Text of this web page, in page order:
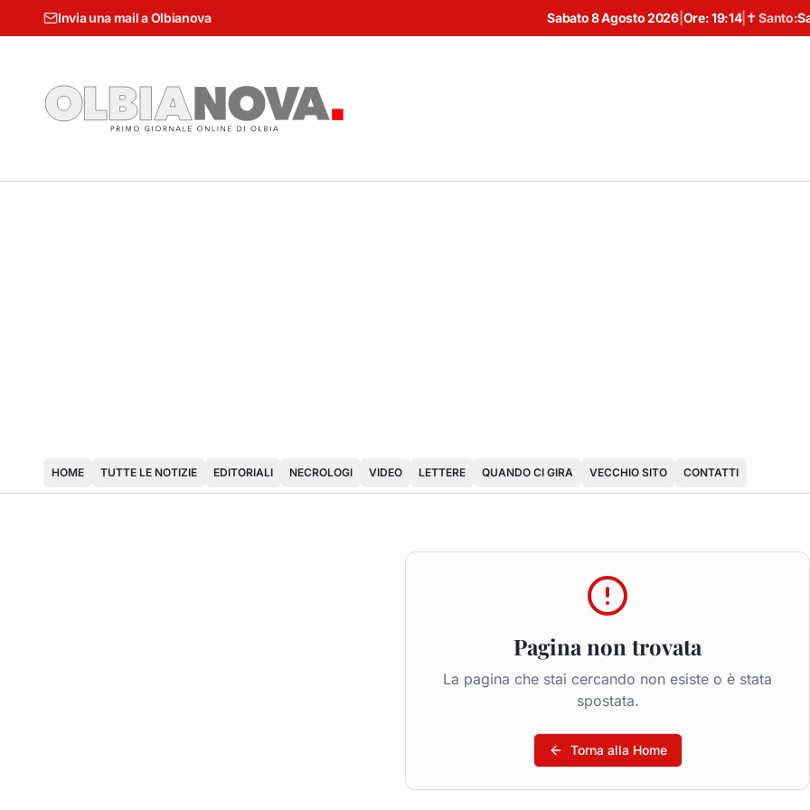
Invia una mail a Olbianova Sabato 8 Agosto 2026| Ore:19:14| ✝ Santo:
HOME TUTTE LE NOTIZIE EDITORIALI NECROLOGI VIDEO LETTERE QUANDO CI GIRA VECCHIO SITO CONTATTI
Pagina non trovata
La pagina che stai cercando non esiste o è stata
spostata.
Torna alla Home